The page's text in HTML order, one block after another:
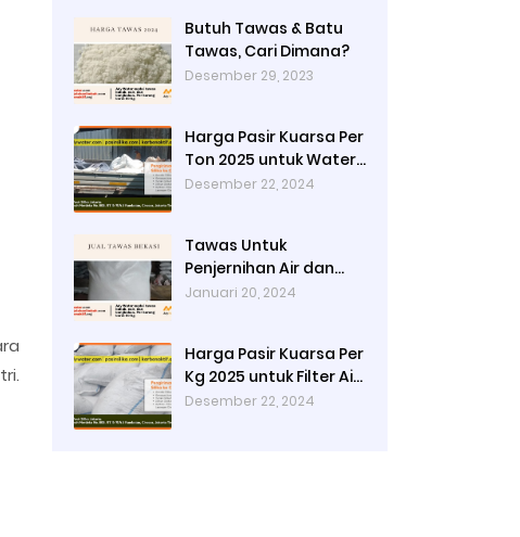
Butuh Tawas & Batu
Tawas, Cari Dimana?
Desember 29, 2023
Harga Pasir Kuarsa Per
Ton 2025 untuk Water
Treatment Plant di
Desember 22, 2024
Tawas Untuk
Penjernihan Air dan
Cara Kerjanya
Januari 20, 2024
Harga Pasir Kuarsa Per
Kg 2025 untuk Filter Air
Rumah Tangga
Desember 22, 2024